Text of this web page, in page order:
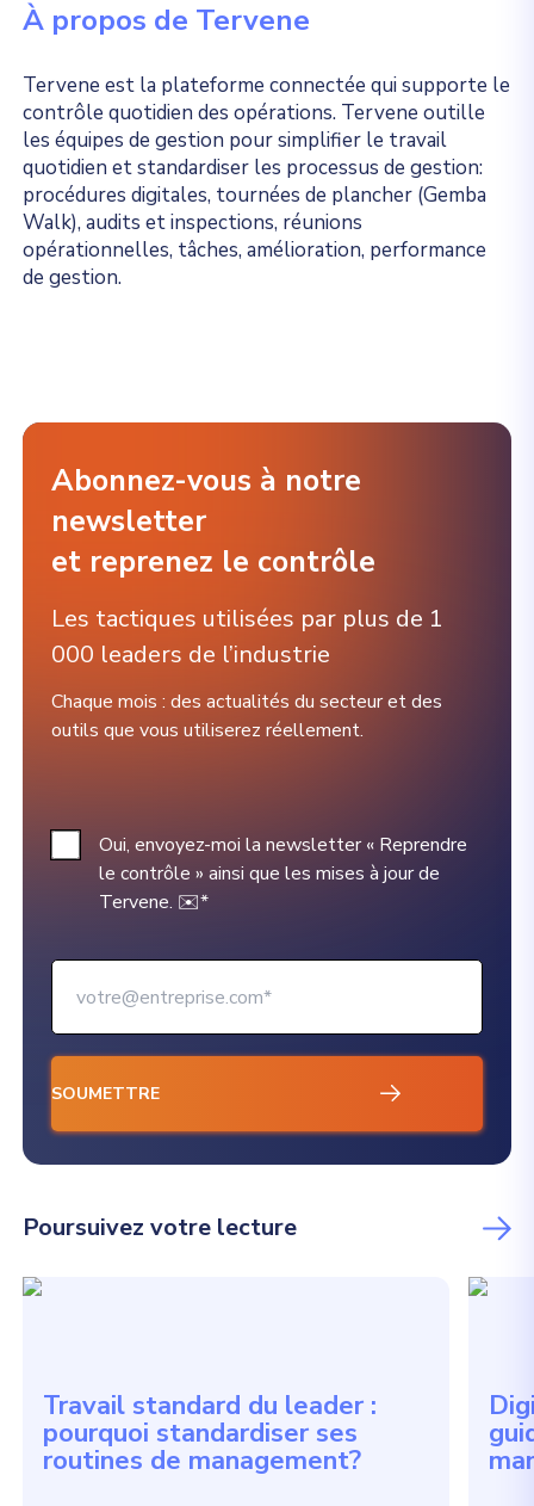
À propos de Tervene
Tervene est la plateforme connectée qui supporte le
contrôle quotidien des opérations. Tervene outille
les équipes de gestion pour simplifier le travail
quotidien et standardiser les processus de gestion:
procédures digitales, tournées de plancher (Gemba
Walk), audits et inspections, réunions
opérationnelles, tâches, amélioration, performance
de gestion.
Abonnez-vous à notre
newsletter
et reprenez le contrôle
Les tactiques utilisées par plus de 1
000 leaders de l’industrie
Chaque mois : des actualités du secteur et des
outils que vous utiliserez réellement.
Oui, envoyez-moi la newsletter « Reprendre
le contrôle » ainsi que les mises à jour de
Tervene. ✉️*
Poursuivez votre lecture
Travail standard du leader :
pourquoi standardiser ses
routines de management?